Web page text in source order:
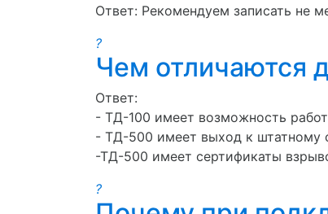
Ответ: Рекомендуем записать не
?
Чем отличаются
Ответ:
- ТД-100 имеет возможность
- ТД-500 имеет выход к штатному
-ТД-500 имеет сертификаты
?